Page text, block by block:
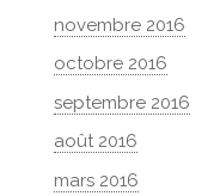
novembre 2016
octobre 2016
septembre 2016
août 2016
mars 2016